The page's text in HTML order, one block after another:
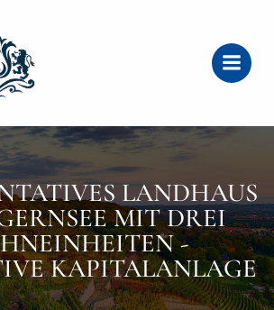
LANDHAUS
MIT DREI
-
KAPITALANLAGE